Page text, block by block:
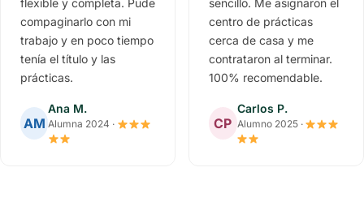
flexible y completa. Pude
compaginarlo con mi
trabajo y en poco tiempo
tenía el título y las
prácticas.
AM
Ana M.
Alumna 2024 ·
sencillo. Me asignaron el
centro de prácticas
cerca de casa y me
contrataron al terminar.
100% recomendable.
CP
Carlos P.
Alumno 2025 ·